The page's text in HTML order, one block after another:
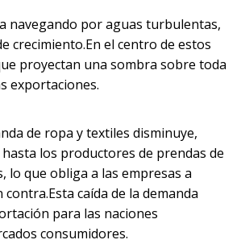
navegando por aguas turbulentas,
crecimiento.En el centro de estos
proyectan una sombra sobre toda
exportaciones.
de ropa y textiles disminuye,
los productores de prendas de
lo que obliga a las empresas a
caída de la demanda
para las naciones
consumidores.